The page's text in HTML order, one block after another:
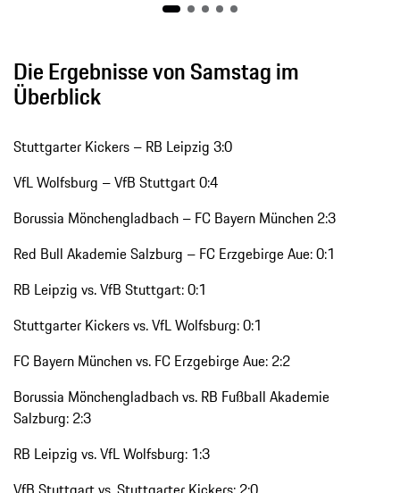
Die Ergebnisse von Samstag im
Überblick
Stuttgarter Kickers – RB Leipzig 3:0
VfL Wolfsburg – VfB Stuttgart 0:4
Borussia Mönchengladbach – FC Bayern München 2:3
Red Bull Akademie Salzburg – FC Erzgebirge Aue: 0:1
RB Leipzig vs. VfB Stuttgart: 0:1
Stuttgarter Kickers vs. VfL Wolfsburg: 0:1
FC Bayern München vs. FC Erzgebirge Aue: 2:2
Borussia Mönchengladbach vs. RB Fußball Akademie
Salzburg: 2:3
RB Leipzig vs. VfL Wolfsburg: 1:3